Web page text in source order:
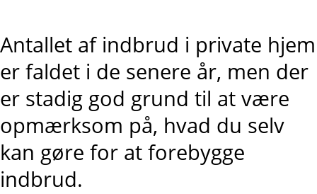
Antallet af indbrud i private hjem
er faldet i de senere år, men der
er stadig god grund til at være
opmærksom på, hvad du selv
kan gøre for at forebygge
indbrud.